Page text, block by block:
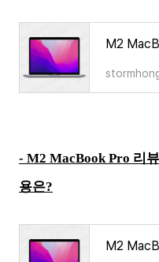
- M2 MacBookPro 리
용은?